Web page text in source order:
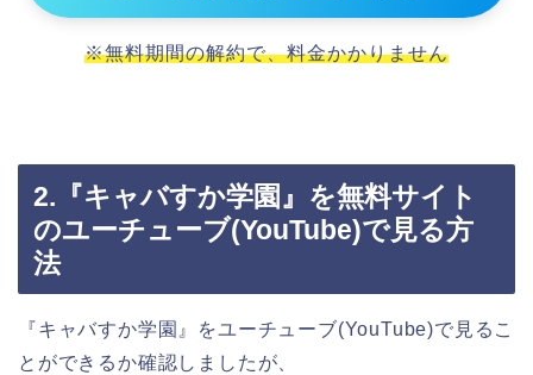
※無料期間の解約で、料金かかりません
2.『キャバすか学園』を無料サイト
のユーチューブ(YouTube)で見る方
法
『キャバすか学園』をユーチューブ(YouTube)で見るこ
とができるか確認しましたが、